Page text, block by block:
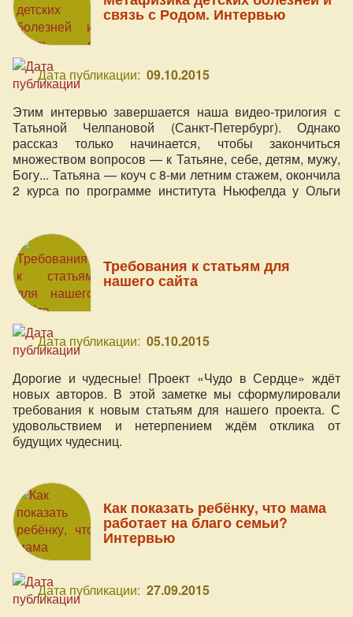
связь с Родом. Интервью
Дата публикации: 09.10.2015
Этим интервью завершается наша видео-трилогия с
Татьяной Челпановой (Санкт-Петербург). Однако
рассказ только начинается, чтобы закончиться
множеством вопросов — к Татьяне, себе, детям, мужу,
Богу... Татьяна — коуч с 8-ми летним стажем, окончила
2 курса по программе института Ньюфелда у Ольги
родителей, кото
Требования к статьям для
нашего сайта
Дата публикации: 05.10.2015
Дорогие и чудесные! Проект «Чудо в Сердце» ждёт
новых авторов. В этой заметке мы сформулировали
требования к новым статьям для нашего проекта. С
удовольствием и нетерпением ждём отклика от
будущих чудесниц.
Как показать ребёнку, что мама
работает на благо семьи?
Интервью
Дата публикации: 27.09.2015